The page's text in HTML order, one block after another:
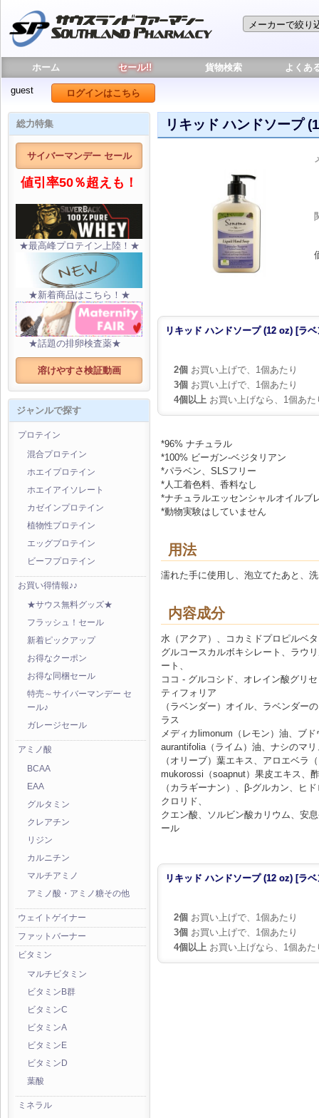
ホーム セール!! 貨物検索 よくあ
guest ログインはこちら
総力特集
サイバーマンデー セール
値引率50％超えも！
★最高峰プロテイン上陸！★
★新着商品はこちら！★
★話題の排卵検査薬★
溶けやすさ検証動画
ジャンルで探す
プロテイン
混合プロテイン
ホエイプロテイン
ホエイアイソレート
カゼインプロテイン
植物性プロテイン
エッグプロテイン
ビーフプロテイン
お買い得情報♪♪
★サウス無料グッズ★
フラッシュ！セール
新着ピックアップ
お得なクーポン
お得な同梱セール
特売～サイバーマンデー セ
ール♪
ガレージセール
アミノ酸
BCAA
EAA
グルタミン
クレアチン
リジン
カルニチン
マルチアミノ
アミノ酸・アミノ糖その他
ウェイトゲイナー
ファットバーナー
ビタミン
マルチビタミン
ビタミンB群
ビタミンC
ビタミンA
ビタミンE
ビタミンD
葉酸
ミネラル
リキッド ハンドソープ
リキッド ハンドソープ (12 oz) [ラ
2個 お買い上げで、1個あたり
3個 お買い上げで、1個あたり
4個以上 お買い上げなら、1個あた
*96% ナチュラル
*100% ビーガン-ベジタリアン
*パラベン、SLSフリー
*人工着色料、香料なし
*ナチュラルエッセンシャルオイルブ
*動物実験はしていません
用法
濡れた手に使用し、泡立てたあと、
内容成分
水（アクア）、コカミドプロピルベ
グルコースカルボキシレート、ラウ
ート、
ココ - グルコシド、オレイン酸グリ
ティフォリア
（ラベンダー）オイル、ラベンダー
ラス
メディカlimonum（レモン）油、ブ
aurantifolia（ライム）油、ナシのマ
（オリーブ）葉エキス、アロエベラ
mukorossi（soapnut）果皮エキス、
（カラギーナン）、β-グルカン、ヒ
クロリド、
クエン酸、ソルビン酸カリウム、安
ール
リキッド ハンドソープ (12 oz) [ラ
2個 お買い上げで、1個あたり
3個 お買い上げで、1個あたり
4個以上 お買い上げなら、1個あた